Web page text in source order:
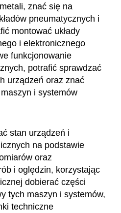
znać się na
pneumatycznych i
montować układy
i elektronicznego
funkcjonowanie
potrafić sprawdzać
urządzeń oraz znać
i systemów
stan urządzeń i
na podstawie
oraz
i oględzin, korzystając
dobierać części
tych maszyn i systemów,
techniczne